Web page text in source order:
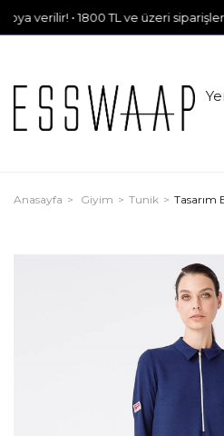
1800 TL ve üzeri siparişlerde ücretsiz
Anasayfa Giyim Tunik Tasarım